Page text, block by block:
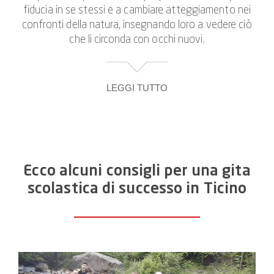
fiducia in se stessi e a cambiare atteggiamento nei
confronti della natura, insegnando loro a vedere ciò
che li circonda con occhi nuovi.
LEGGI TUTTO
divertimento e allo spirito sportivo. Tutti hanno
l'opportunità di crescere attraverso le sfide, sia
della classe.
mozzafiato e in un'atmosfera rilassata, questo
Ecco alcuni consigli per una gita
scolastica di successo in Ticino